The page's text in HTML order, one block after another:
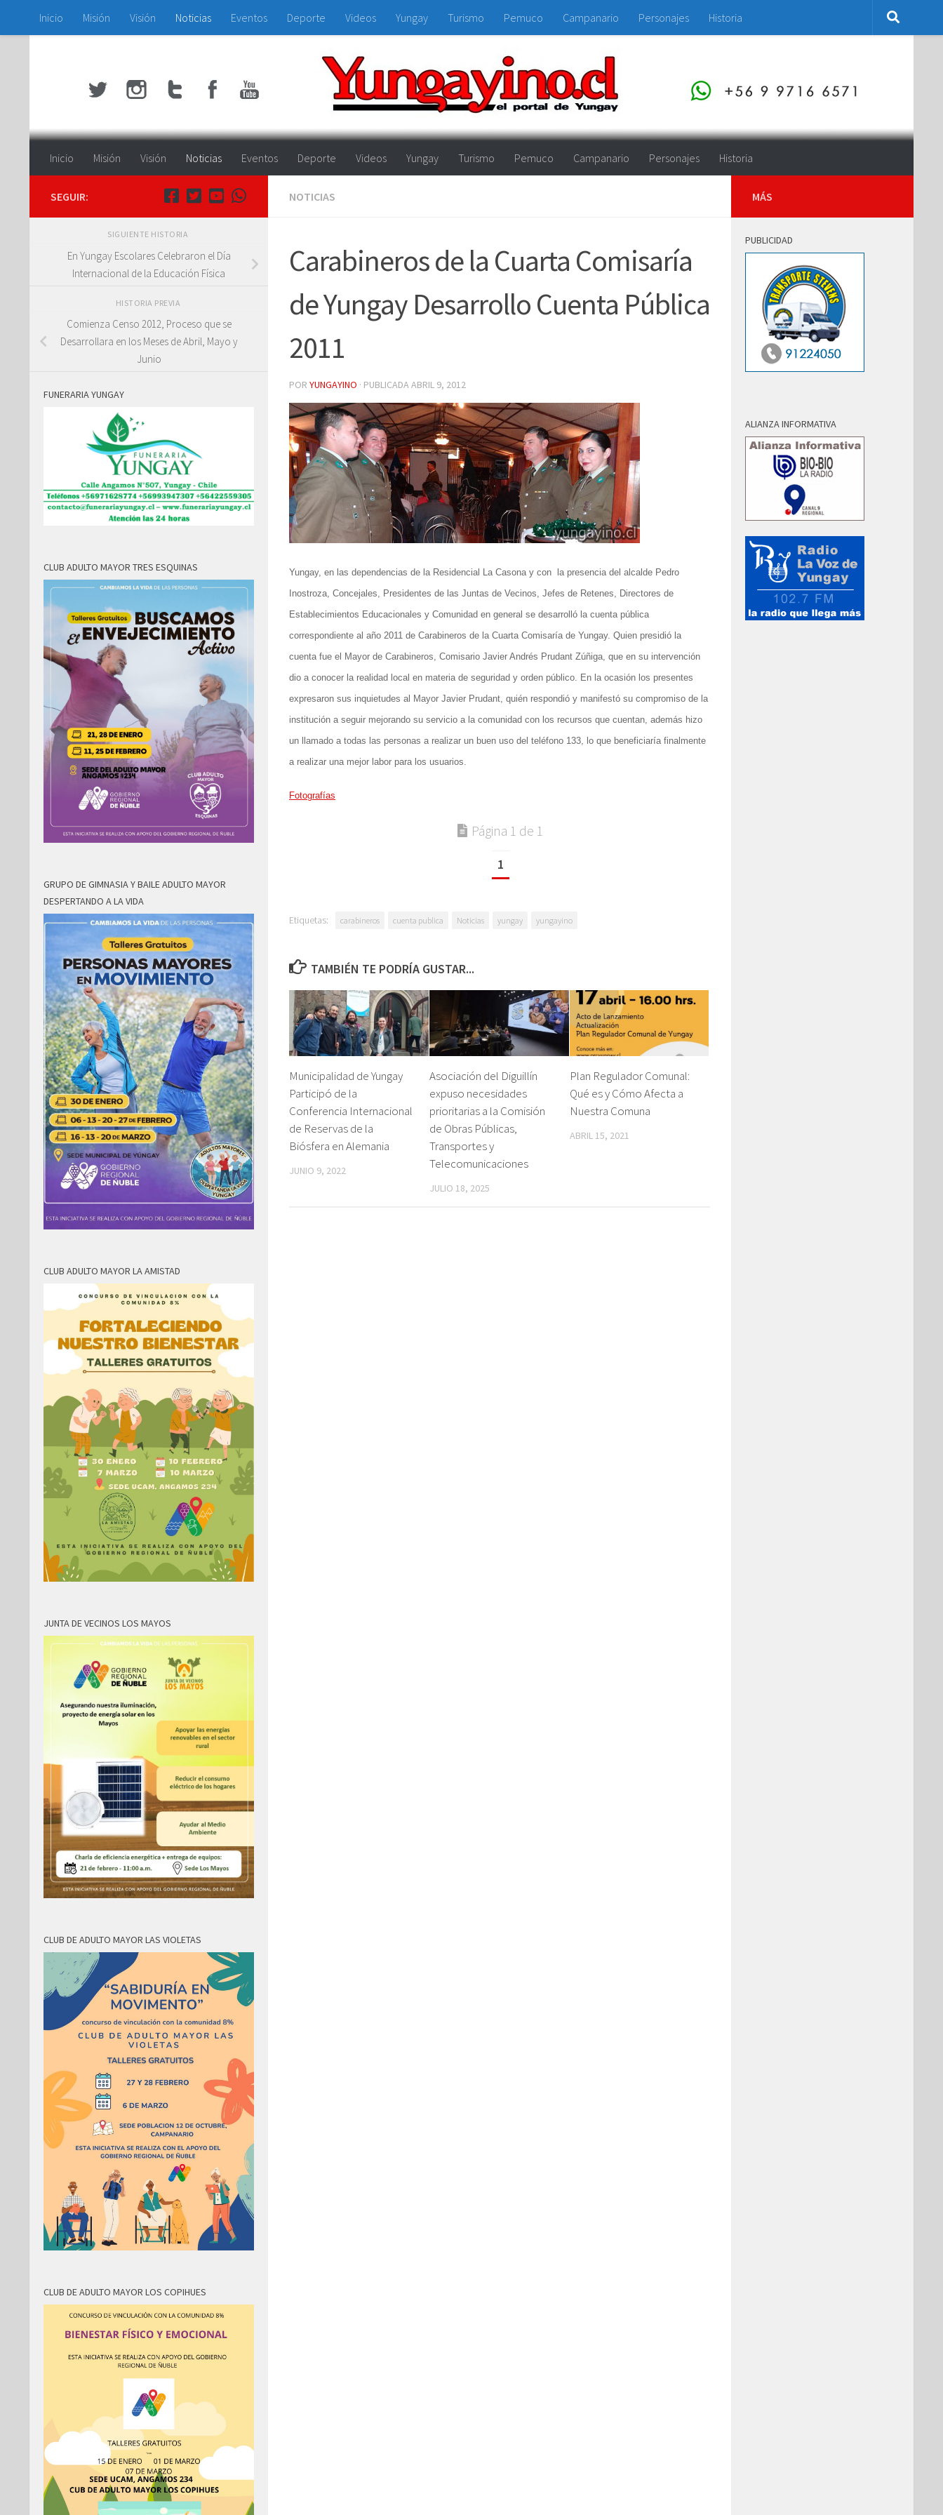
Saltar al contenido
Inicio Misión Visión Noticias Eventos Deporte Videos Yungay Turismo Pemuco Campanario Personajes Historia
Inicio Misión Visión Noticias Eventos Deporte Videos Yungay Turismo Pemuco Campanario Personajes Historia
NOTICIAS
Carabineros de la Cuarta Comisaría
de Yungay Desarrollo Cuenta Pública
2011
POR YUNGAYINO · PUBLICADAABRIL 9, 2012
Yungay, en las dependencias de la Residencial La Casona y con la presencia del alcalde Pedro
Inostroza, Concejales, Presidentes de las Juntas de Vecinos, Jefes de Retenes, Directores de
Establecimientos Educacionales y Comunidad en general se desarrolló la cuenta pública
correspondiente al año 2011 de Carabineros de la Cuarta Comisaría de Yungay. Quien presidió la
cuenta fue el Mayor de Carabineros, Comisario Javier Andrés Prudant Zúñiga, que en su intervención
dio a conocer la realidad local en materia de seguridad y orden público. En la ocasión los presentes
expresaron sus inquietudes al Mayor Javier Prudant, quién respondió y manifestó su compromiso de la
institución a seguir mejorando su servicio a la comunidad con los recursos que cuentan, además hizo
un llamado a todas las personas a realizar un buen uso del teléfono 133, lo que beneficiaría finalmente
a realizar una mejor labor para los usuarios.
Fotografías
Página 1 de 1
1
Etiquetas: carabineros cuenta publica Noticias yungay yungayino
TAMBIÉN TE PODRÍA GUSTAR...
Municipalidad de Yungay
Participó de la
Conferencia Internacional
de Reservas de la
Biósfera en Alemania
JUNIO 9, 2022
Asociación del Diguillín
expuso necesidades
prioritarias a la Comisión
de Obras Públicas,
Transportes y
Telecomunicaciones
JULIO 18, 2025
Plan Regulador Comunal:
Qué es y Cómo Afecta a
Nuestra Comuna
ABRIL 15, 2021
SEGUIR:
SIGUIENTE HISTORIA
En Yungay Escolares Celebraron el Día
Internacional de la Educación Física
HISTORIA PREVIA
Comienza Censo 2012, Proceso que se
Desarrollara en los Meses de Abril, Mayo y
Junio
FUNERARIA YUNGAY
CLUB ADULTO MAYOR TRES ESQUINAS
GRUPO DE GIMNASIA Y BAILE ADULTO MAYOR
DESPERTANDO A LA VIDA
CLUB ADULTO MAYOR LA AMISTAD
JUNTA DE VECINOS LOS MAYOS
CLUB DE ADULTO MAYOR LAS VIOLETAS
CLUB DE ADULTO MAYOR LOS COPIHUES
MÁS
PUBLICIDAD
ALIANZA INFORMATIVA